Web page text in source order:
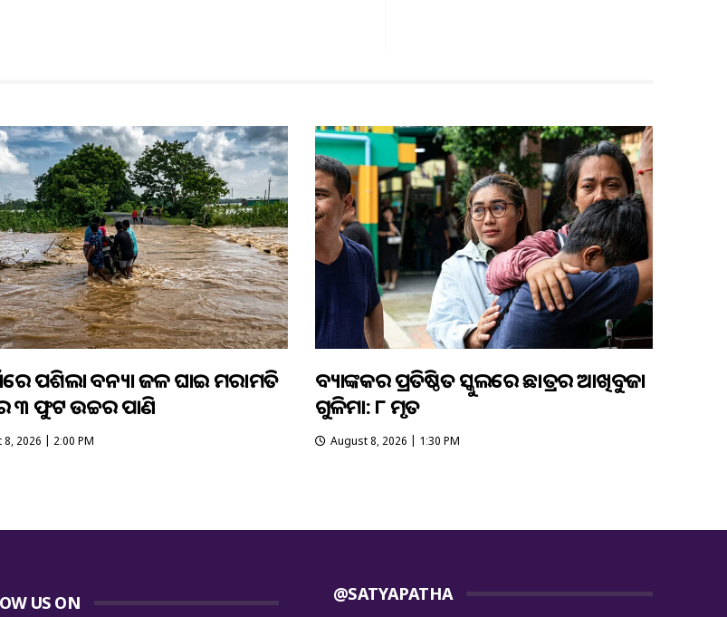
ପଶିଲା ବନ୍ୟା ଜଳ ଘାଇ ମରାମତି
୩ ଫୁଟ ଉଚ୍ଚର ପାଣି
8, 2026 | 2:00 PM
ବ୍ୟାଙ୍କକର ପ୍ରତିଷ୍ଠିତ ସ୍କୁଲରେ ଛାତ୍ରର ଆଖିବୁଜା
ଗୁଳିମାଡ଼: ୮ ମୃତ
August 8, 2026 | 1:30 PM
US ON @SATYAPATHA